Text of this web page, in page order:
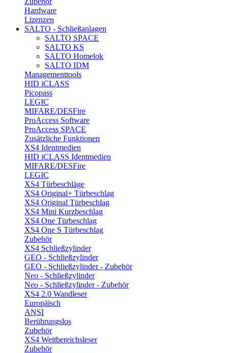
Hardware
Lizenzen
SALTO - Schließanlagen
SALTO SPACE
SALTO KS
SALTO Homelok
SALTO IDM
Managementtools
HID iCLASS
Picopass
LEGIC
MIFARE/DESFire
ProAccess Software
ProAccess SPACE
Zusätzliche Funktionen
XS4 Identmedien
HID iCLASS Identmedien
MIFARE/DESFire
LEGIC
XS4 Türbeschläge
XS4 Original+ Türbeschlag
XS4 Original Türbeschlag
XS4 Mini Kurzbeschlag
XS4 One Türbeschlag
XS4 One S Türbeschlag
Zubehör
XS4 Schließzylinder
GEO - Schließzylinder
GEO - Schließzylinder - Zubehör
Neo - Schließzylinder
Neo - Schließzylinder - Zubehör
XS4 2.0 Wandleser
Europäisch
ANSI
Berührungslos
Zubehör
XS4 Weitbereichsleser
Zubehör